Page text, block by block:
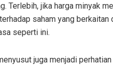
Terlebih, jika harga minyak
saham yang
seperti ini.
juga menjadi